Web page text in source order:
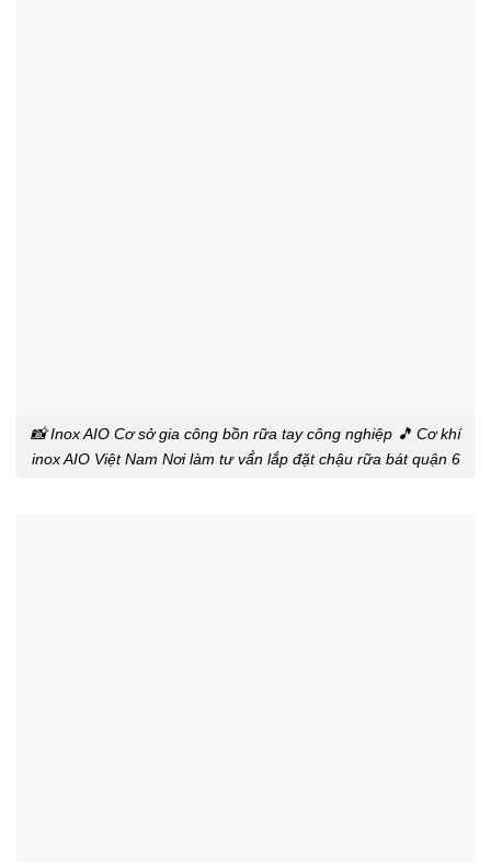
📸 Inox AIO Cơ sở gia công bồn rữa tay công nghiệp 🎵 Cơ khí
inox AIO Việt Nam Nơi làm tư vấ́n lắp đặt chậu rữa bát quận 6